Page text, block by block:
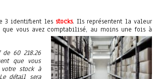
3 identifient les stocks. Ils représentent la valeur
vous avez comptabilisé, au moins une fois à
de 60 218.26
que vous
stock à
détail sera